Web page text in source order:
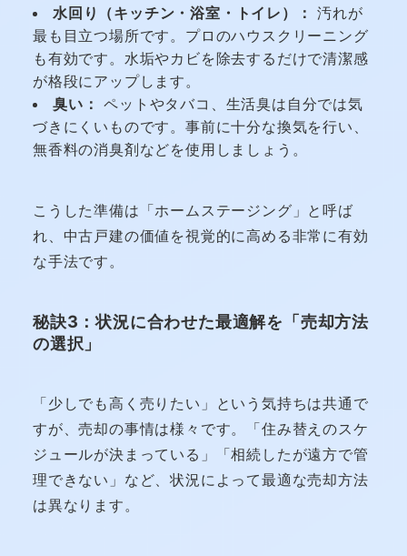
水回り（キッチン・浴室・トイレ）： 汚れが
最も目立つ場所です。プロのハウスクリーニング
も有効です。水垢やカビを除去するだけで清潔感
が格段にアップします。
臭い： ペットやタバコ、生活臭は自分では気
づきにくいものです。事前に十分な換気を行い、
無香料の消臭剤などを使用しましょう。
こうした準備は「ホームステージング」と呼ば
れ、中古戸建の価値を視覚的に高める非常に有効
な手法です。
秘訣3：状況に合わせた最適解を「売却方法
の選択」
「少しでも高く売りたい」という気持ちは共通で
すが、売却の事情は様々です。「住み替えのスケ
ジュールが決まっている」「相続したが遠方で管
理できない」など、状況によって最適な売却方法
は異なります。